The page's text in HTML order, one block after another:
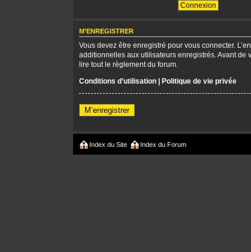
M’ENREGISTRER
Vous devez être enregistré pour vous connecter.
additionnelles aux utilisateurs enregistrés. Avant de
lire tout le règlement du forum.
Conditions d’utilisation | Politique de vie privée
M’enregistrer
Index du Site Index du Forum